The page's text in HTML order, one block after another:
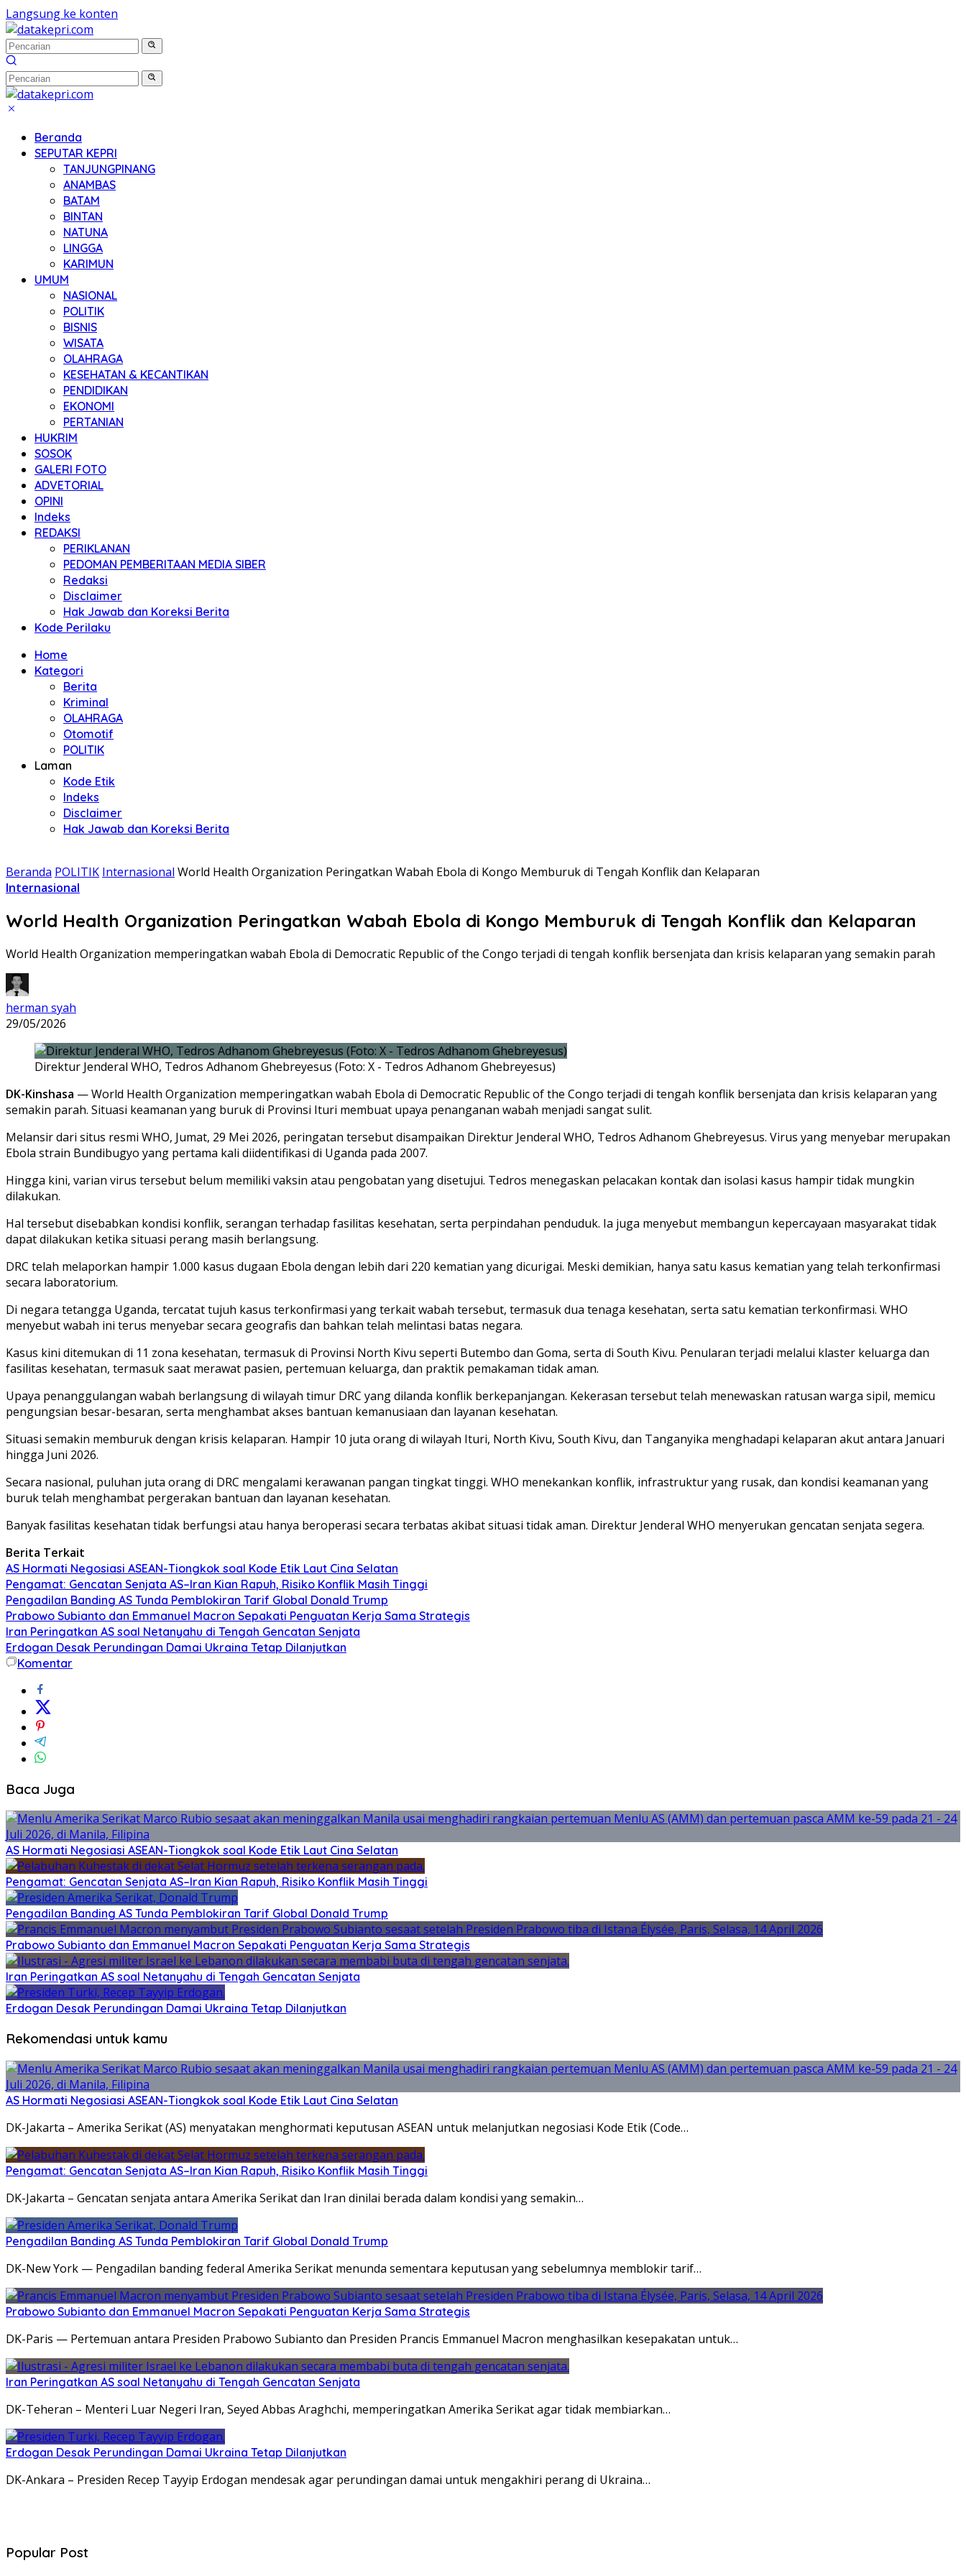
Langsung ke konten
Beranda
SEPUTAR KEPRI
TANJUNGPINANG
ANAMBAS
BATAM
BINTAN
NATUNA
LINGGA
KARIMUN
UMUM
NASIONAL
POLITIK
BISNIS
WISATA
OLAHRAGA
KESEHATAN & KECANTIKAN
PENDIDIKAN
EKONOMI
PERTANIAN
HUKRIM
SOSOK
GALERI FOTO
ADVETORIAL
OPINI
Indeks
REDAKSI
PERIKLANAN
PEDOMAN PEMBERITAAN MEDIA SIBER
Redaksi
Disclaimer
Hak Jawab dan Koreksi Berita
Kode Perilaku
Home
Kategori
Berita
Kriminal
OLAHRAGA
Otomotif
POLITIK
Laman
Kode Etik
Indeks
Disclaimer
Hak Jawab dan Koreksi Berita
Beranda POLITIK Internasional World Health Organization Peringatkan Wabah Ebola di Kongo Memburuk di Tengah Konflik dan Kelaparan
Internasional
World Health Organization Peringatkan Wabah Ebola di Kongo Memburuk di Tengah Konflik dan Kelaparan
World Health Organization memperingatkan wabah Ebola di Democratic Republic of the Congo terjadi di tengah konflik bersenjata dan krisis kelaparan yang semakin parah
herman syah
29/05/2026
Direktur Jenderal WHO, Tedros Adhanom Ghebreyesus (Foto: X - Tedros Adhanom Ghebreyesus)
DK-Kinshasa —World Health Organization memperingatkan wabah Ebola di Democratic Republic of the Congo terjadi di tengah konflik bersenjata dan krisis kelaparan yang
semakin parah. Situasi keamanan yang buruk di Provinsi Ituri membuat upaya penanganan wabah menjadi sangat sulit.
Melansir dari situs resmi WHO, Jumat, 29 Mei 2026, peringatan tersebut disampaikan Direktur Jenderal WHO, Tedros Adhanom Ghebreyesus. Virus yang menyebar merupakan
Ebola strain Bundibugyo yang pertama kali diidentifikasi di Uganda pada 2007.
Hingga kini, varian virus tersebut belum memiliki vaksin atau pengobatan yang disetujui. Tedros menegaskan pelacakan kontak dan isolasi kasus hampir tidak mungkin
dilakukan.
Hal tersebut disebabkan kondisi konflik, serangan terhadap fasilitas kesehatan, serta perpindahan penduduk. Ia juga menyebut membangun kepercayaan masyarakat tidak
dapat dilakukan ketika situasi perang masih berlangsung.
DRC telah melaporkan hampir 1.000 kasus dugaan Ebola dengan lebih dari 220 kematian yang dicurigai. Meski demikian, hanya satu kasus kematian yang telah terkonfirmasi
secara laboratorium.
Di negara tetangga Uganda, tercatat tujuh kasus terkonfirmasi yang terkait wabah tersebut, termasuk dua tenaga kesehatan, serta satu kematian terkonfirmasi. WHO
menyebut wabah ini terus menyebar secara geografis dan bahkan telah melintasi batas negara.
Kasus kini ditemukan di 11 zona kesehatan, termasuk di Provinsi North Kivu seperti Butembo dan Goma, serta di South Kivu. Penularan terjadi melalui klaster keluarga dan
fasilitas kesehatan, termasuk saat merawat pasien, pertemuan keluarga, dan praktik pemakaman tidak aman.
Upaya penanggulangan wabah berlangsung di wilayah timur DRC yang dilanda konflik berkepanjangan. Kekerasan tersebut telah menewaskan ratusan warga sipil, memicu
pengungsian besar-besaran, serta menghambat akses bantuan kemanusiaan dan layanan kesehatan.
Situasi semakin memburuk dengan krisis kelaparan. Hampir 10 juta orang di wilayah Ituri, North Kivu, South Kivu, dan Tanganyika menghadapi kelaparan akut antara Januari
hingga Juni 2026.
Secara nasional, puluhan juta orang di DRC mengalami kerawanan pangan tingkat tinggi. WHO menekankan konflik, infrastruktur yang rusak, dan kondisi keamanan yang
buruk telah menghambat pergerakan bantuan dan layanan kesehatan.
Banyak fasilitas kesehatan tidak berfungsi atau hanya beroperasi secara terbatas akibat situasi tidak aman. Direktur Jenderal WHO menyerukan gencatan senjata segera.
Berita Terkait
AS Hormati Negosiasi ASEAN-Tiongkok soal Kode Etik Laut Cina Selatan
Pengamat: Gencatan Senjata AS–Iran Kian Rapuh, Risiko Konflik Masih Tinggi
Pengadilan Banding AS Tunda Pemblokiran Tarif Global Donald Trump
Prabowo Subianto dan Emmanuel Macron Sepakati Penguatan Kerja Sama Strategis
Iran Peringatkan AS soal Netanyahu di Tengah Gencatan Senjata
Erdogan Desak Perundingan Damai Ukraina Tetap Dilanjutkan
Komentar
Baca Juga
AS Hormati Negosiasi ASEAN-Tiongkok soal Kode Etik Laut Cina Selatan
Pengamat: Gencatan Senjata AS–Iran Kian Rapuh, Risiko Konflik Masih Tinggi
Pengadilan Banding AS Tunda Pemblokiran Tarif Global Donald Trump
Prabowo Subianto dan Emmanuel Macron Sepakati Penguatan Kerja Sama Strategis
Iran Peringatkan AS soal Netanyahu di Tengah Gencatan Senjata
Erdogan Desak Perundingan Damai Ukraina Tetap Dilanjutkan
Rekomendasi untuk kamu
AS Hormati Negosiasi ASEAN-Tiongkok soal Kode Etik Laut Cina Selatan
DK-Jakarta – Amerika Serikat (AS) menyatakan menghormati keputusan ASEAN untuk melanjutkan negosiasi Kode Etik (Code…
Pengamat: Gencatan Senjata AS–Iran Kian Rapuh, Risiko Konflik Masih Tinggi
DK-Jakarta – Gencatan senjata antara Amerika Serikat dan Iran dinilai berada dalam kondisi yang semakin…
Pengadilan Banding AS Tunda Pemblokiran Tarif Global Donald Trump
DK-New York — Pengadilan banding federal Amerika Serikat menunda sementara keputusan yang sebelumnya memblokir tarif…
Prabowo Subianto dan Emmanuel Macron Sepakati Penguatan Kerja Sama Strategis
DK-Paris — Pertemuan antara Presiden Prabowo Subianto dan Presiden Prancis Emmanuel Macron menghasilkan kesepakatan untuk…
Iran Peringatkan AS soal Netanyahu di Tengah Gencatan Senjata
DK-Teheran – Menteri Luar Negeri Iran, Seyed Abbas Araghchi, memperingatkan Amerika Serikat agar tidak membiarkan…
Erdogan Desak Perundingan Damai Ukraina Tetap Dilanjutkan
DK-Ankara – Presiden Recep Tayyip Erdogan mendesak agar perundingan damai untuk mengakhiri perang di Ukraina…
Popular Post